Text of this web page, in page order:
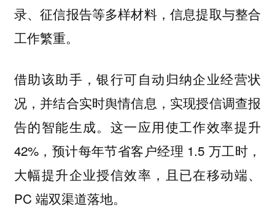
录、征信报告等多样材料，信息提取与整合
工作繁重。
借助该助手，银行可自动归纳企业经营状
况，并结合实时舆情信息，实现授信调查报
告的智能生成。这一应用使工作效率提升
42%，预计每年节省客户经理 1.5 万工时，
大幅提升企业授信效率，且已在移动端、
PC 端双渠道落地。